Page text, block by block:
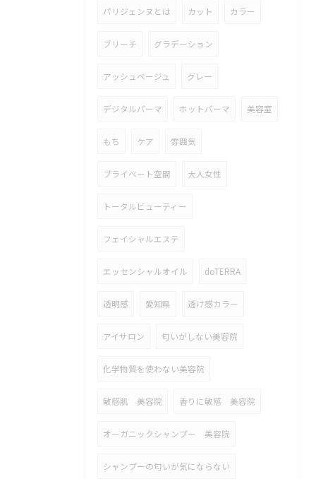
パリジェンヌとは カット カラー
ブリーチ グラデーション
アッシュベージュ グレー
デジタルパーマ ホットパーマ 美容室
もち ケア 雰囲気
プライベート空間 大人女性
トータルビューティー
フェイシャルエステ
エッセンシャルオイル doTERRA
透明感 愛知県 透け感カラー
アイサロン 匂いがしない美容院
化学物質を使わない美容院
敏感肌 美容院 香りに敏感 美容院
オーガニックシャンプー 美容院
シャンプーの匂いが気にならない